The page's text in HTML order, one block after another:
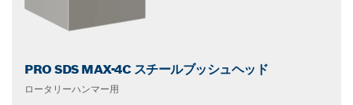
PRO SDS MAX-4C スチールブッシュヘッド
ロータリーハンマー用